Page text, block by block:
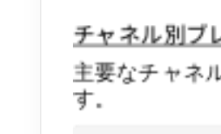
チャネル別ブ
主要なチャネ
す。